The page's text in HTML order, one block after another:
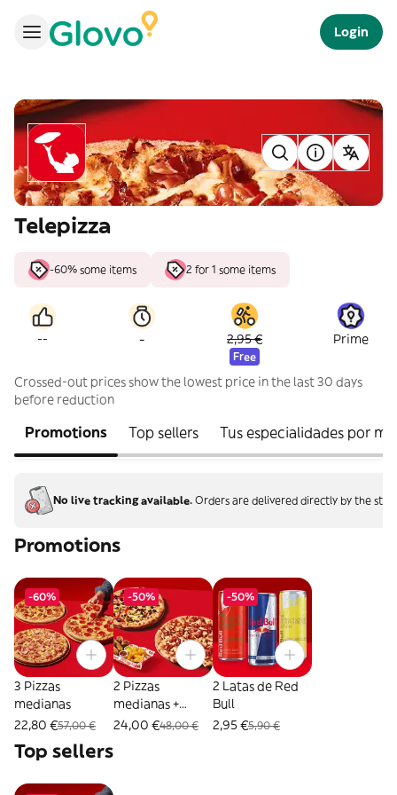
Login
Telepizza
-60% some items 2 for 1 some items
-- - 2,95 €
Free
Prime
Crossed-out prices show the lowest price in the last 30 days
before reduction
Promotions Top sellers Tus especialidades por
No live tracking available. Orders are delivered directly by the
Promotions
-60%
3 Pizzas
medianas
22,80 €57,00 €
-50%
2 Pizzas
medianas +
Combo Mix
24,00 €48,00 €
-50%
2 Latas de Red
Bull
2,95 €5,90 €
Top sellers